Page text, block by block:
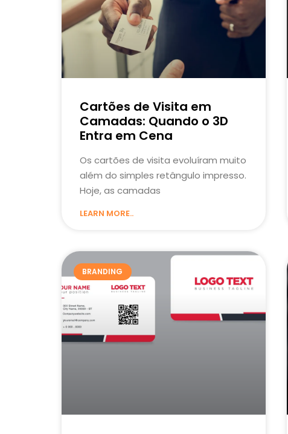
Cartões de Visita em
Camadas: Quando o 3D
Entra em Cena
Os cartões de visita evoluíram muito
além do simples retângulo impresso.
Hoje, as camadas
LEARN MORE..
BRANDING